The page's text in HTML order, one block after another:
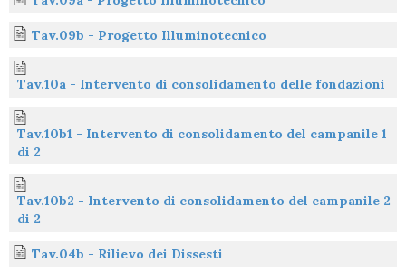
Tav.09b - Progetto Illuminotecnico
Tav.10a - Intervento di consolidamento delle fondazioni
Tav.10b1 - Intervento di consolidamento del campanile 1
di 2
Tav.10b2 - Intervento di consolidamento del campanile 2
di 2
Tav.04b - Rilievo dei Dissesti